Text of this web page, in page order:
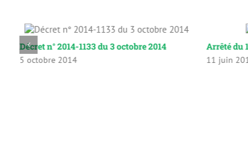
Décret n° 2014-1133 du 3 octobre 2014
5 octobre 2014
Arrêté du
11 juin